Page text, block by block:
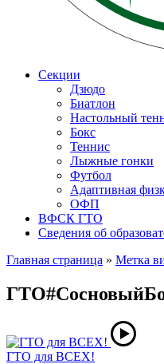
Секции
Дзюдо
Биатлон
Настольный
Бокс
Теннис
Лыжные гонки
Футбол
Адаптивная
ОФП
ВФСК ГТО
Сведения об
Главная страница » Метка
ГТО для ВСЕХ!